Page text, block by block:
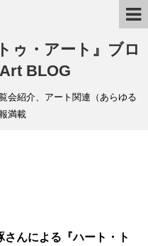
ゥ・アート』ブロ
BLOG
会紹介、アート関連（あらゆる
満載
さんによる『ハート・ト